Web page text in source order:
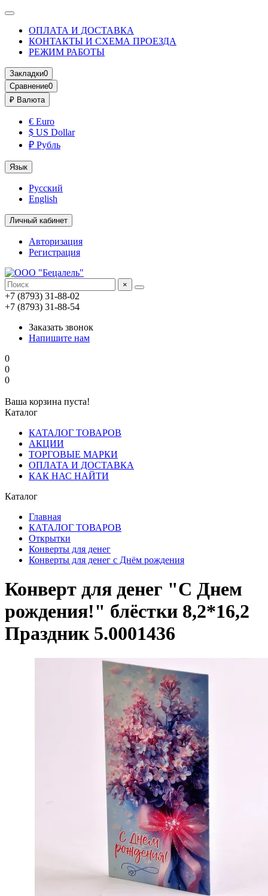
ОПЛАТА И ДОСТАВКА
КОНТАКТЫ И СХЕМА ПРОЕЗДА
РЕЖИМ РАБОТЫ
Закладки0
Сравнение0
₽ Валюта
€ Euro
$ US Dollar
₽ Рубль
Язык
Русский
English
Личный кабинет
Авторизация
Регистрация
×
+7 (8793) 31-88-02
+7 (8793) 31-88-54
Заказать звонок
Напишите нам
0
0
0
Ваша корзина пуста!
Каталог
КАТАЛОГ ТОВАРОВ
АКЦИИ
ТОРГОВЫЕ МАРКИ
ОПЛАТА И ДОСТАВКА
КАК НАС НАЙТИ
Каталог
Главная
КАТАЛОГ ТОВАРОВ
Открытки
Конверты для денег
Конверты для денег с Днём рождения
Конверт для денег "С Днем
рождения!" блёстки 8,2*16,2
Праздник 5.0001436